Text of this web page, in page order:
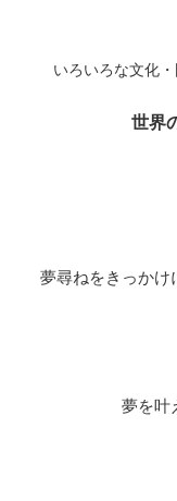
いろいろな文化
世界
夢尋ねをきっかけ
夢を叶